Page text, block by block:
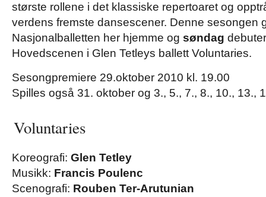
største rollene i det klassiske repertoaret og
verdens fremste dansescener. Denne sesongen
Nasjonalballetten her hjemme og søndag
Hovedscenen i Glen Tetleys ballett Voluntaries.
Sesongpremiere 29.oktober 2010 kl. 19.00
Spilles også 31. oktober og 3., 5., 7., 8., 10., 13.,
Voluntaries
Koreografi: Glen Tetley
Musikk: Francis Poulenc
Scenografi: Rouben Ter-Arutunian